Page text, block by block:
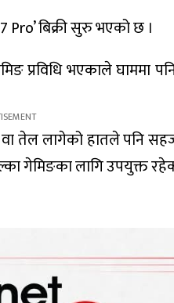
Pro’ बिक्री सुरु भएको छ ।
प्रविधि भएकाले घाममा
तेल लागेको हातले पनि
गेमिङका लागि उपयुक्त